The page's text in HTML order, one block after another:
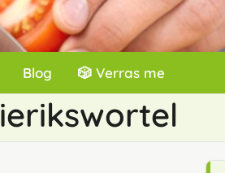
Blog 🎲 Verras me